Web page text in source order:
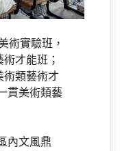
術實驗班，
才能班；
術類藝術才
貫美術類藝